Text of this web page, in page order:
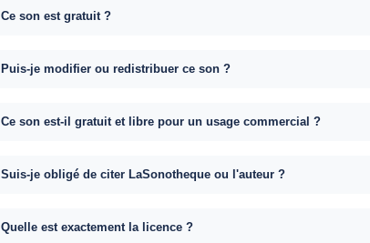
Ce son est gratuit ?
Puis-je modifier ou redistribuer ce son ?
Ce son est-il gratuit et libre pour un usage commercial ?
Suis-je obligé de citer LaSonotheque ou l'auteur ?
Quelle est exactement la licence ?